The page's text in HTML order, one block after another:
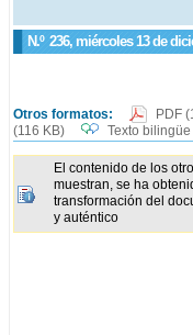
N.º 236, miércoles 13 de
Otros formatos: PDF
(116 KB)
Texto bilingüe
El contenido de los
muestran, se ha
transformación del
y auténtico